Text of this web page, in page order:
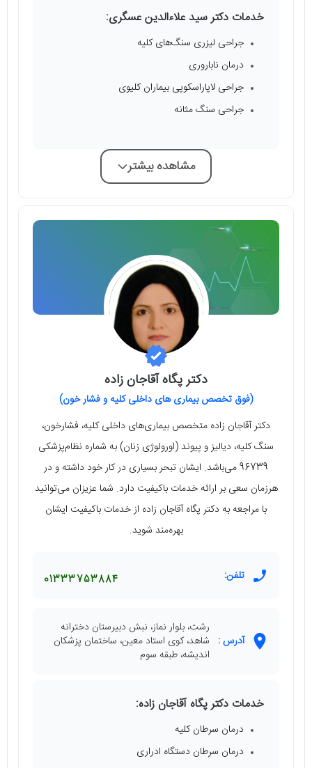
خدمات دکتر سید علاءالدین عسگری:
جراحی لیزری سنگ‌های کلیه
درمان ناباروری
جراحی لاپاراسکوپی بیماران کلیوی
جراحی سنگ مثانه
مشاهده بیشتر
دکتر پگاه آقاجان زاده
(فوق تخصص بیماری های داخلی کلیه و فشار خون)
دکتر آقاجان زاده متخصص بیماری‌های داخلی کلیه، فشارخون،
سنگ کلیه، دیالیز و پیوند (اورولوژی زنان) به شماره نظام‌پزشکی
96739 می‌باشد. ایشان تبحر بسیاری در کار خود داشته و در
هرزمان سعی بر ارائه خدمات باکیفیت دارد. شما عزیزان می‌توانید
با مراجعه به دکتر پگاه آقاجان زاده از خدمات باکیفیت ایشان
بهره‌مند شوید.
تلفن: 01333753884
آدرس :
رشت، بلوار نماز، نبش دبیرستان دخترانه
شاهد، کوی استاد معین، ساختمان پزشکان
اندیشه، طبقه سوم
خدمات دکتر پگاه آقاجان زاده:
درمان سرطان کلیه
درمان سرطان دستگاه ادراری